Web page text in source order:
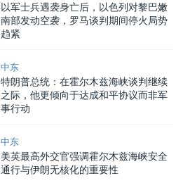
以军士兵遇袭身亡后，以色列对黎巴嫩
南部发动空袭，罗马谈判期间停火局势
趋紧
中东
特朗普总统：在霍尔木兹海峡谈判继续
之际，他更倾向于达成和平协议而非军
事行动
中东
美英最高外交官强调霍尔木兹海峡安全
通行与伊朗无核化的重要性